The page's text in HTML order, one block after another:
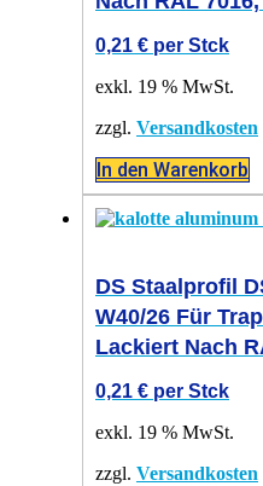
0,21 € per Stck
exkl. 19 % MwSt.
zzgl. Versandkosten
In den Warenkorb
DS Staalprofil
W40/26 Für
Lackiert Nach
0,21 € per Stck
exkl. 19 % MwSt.
zzgl. Versandkosten